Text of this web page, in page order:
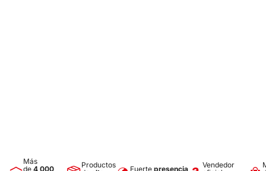
Más
de 4 000
Productos
Fuerte presencia
Vendedor